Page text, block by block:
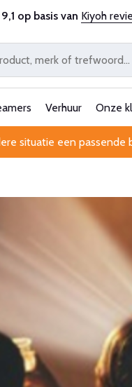
Al 25 jaar
9,1 op basis van Kiyoh
Verhuur Onze
situatie een passende